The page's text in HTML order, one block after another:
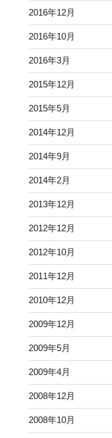
2016年12月
2016年10月
2016年3月
2015年12月
2015年5月
2014年12月
2014年9月
2014年2月
2013年12月
2012年12月
2012年10月
2011年12月
2010年12月
2009年12月
2009年5月
2009年4月
2008年12月
2008年10月